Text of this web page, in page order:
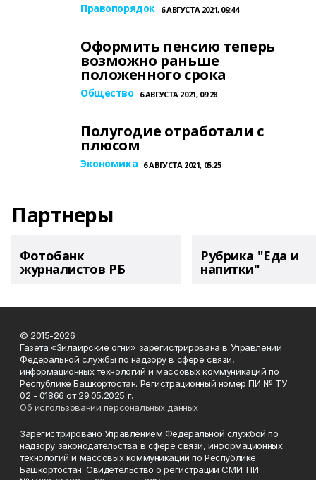
Правопорядок 6 АВГУСТА 2021, 09:44
Оформить пенсию теперь
возможно раньше
положенного срока
Общество 6 АВГУСТА 2021, 09:28
Полугодие отработали с
плюсом
Экономика 6 АВГУСТА 2021, 05:25
Партнеры
Фотобанк
журналистов РБ
Рубрика "Еда и
напитки"
© 2015-2026
Газета «Зилаирские огни» зарегистрирована в Управлении
Федеральной службы по надзору в сфере связи,
информационных технологий и массовых коммуникаций по
Республике Башкортостан. Регистрационный номер ПИ № ТУ
02 - 01866 от 29.05.2025 г.
Об использовании персональных данных
Зарегистрировано Управлением Федеральной службой по
надзору законодательства в сфере связи, информационных
технологий и массовых коммуникаций по Республике
Башкортостан. Свидетельство о регистрации СМИ: ПИ